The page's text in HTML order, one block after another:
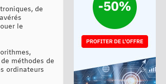
de
le
méthodes de
ordinateurs